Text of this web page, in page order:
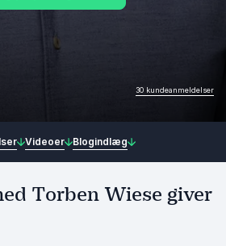
30 kundeanmeldelser
Videoer Blogindlæg
Torben Wiese giver